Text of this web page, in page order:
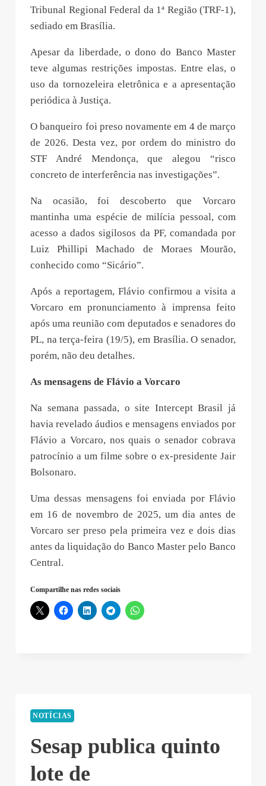
Tribunal Regional Federal da 1ª Região (TRF-1),
sediado em Brasília.
Apesar da liberdade, o dono do Banco Master
teve algumas restrições impostas. Entre elas, o
uso da tornozeleira eletrônica e a apresentação
periódica à Justiça.
O banqueiro foi preso novamente em 4 de março
de 2026. Desta vez, por ordem do ministro do
STF André Mendonça, que alegou “risco
concreto de interferência nas investigações”.
Na ocasião, foi descoberto que Vorcaro
mantinha uma espécie de milícia pessoal, com
acesso a dados sigilosos da PF, comandada por
Luiz Phillipi Machado de Moraes Mourão,
conhecido como “Sicário”.
Após a reportagem, Flávio confirmou a visita a
Vorcaro em pronunciamento à imprensafeito
após uma reunião com deputados e senadores do
PL, na terça-feira (19/5), em Brasília. O senador,
porém, não deu detalhes.
As mensagens de Flávio a Vorcaro
Na semana passada, o site Intercept Brasil já
havia revelado áudios e mensagens enviados por
Flávio a Vorcaro, nos quais o senador cobrava
patrocínio a um filme sobre o ex-presidente Jair
Bolsonaro.
Uma dessas mensagens foi enviada por Flávio
em 16 de novembro de 2025, um dia antes de
Vorcaro ser preso pela primeira vez e dois dias
antes da liquidação do Banco Master pelo Banco
Central.
Compartilhe nas redes sociais
NOTÍCIAS
Sesap publica quinto
lote de